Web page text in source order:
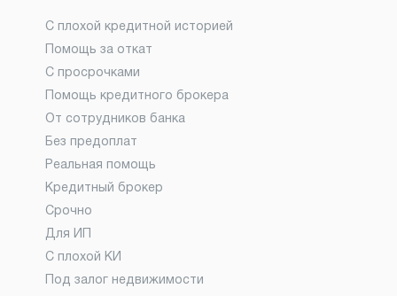
С плохой кредитной историей
Помощь за откат
С просрочками
Помощь кредитного брокера
От сотрудников банка
Без предоплат
Реальная помощь
Кредитный брокер
Срочно
Для ИП
С плохой КИ
Под залог недвижимости